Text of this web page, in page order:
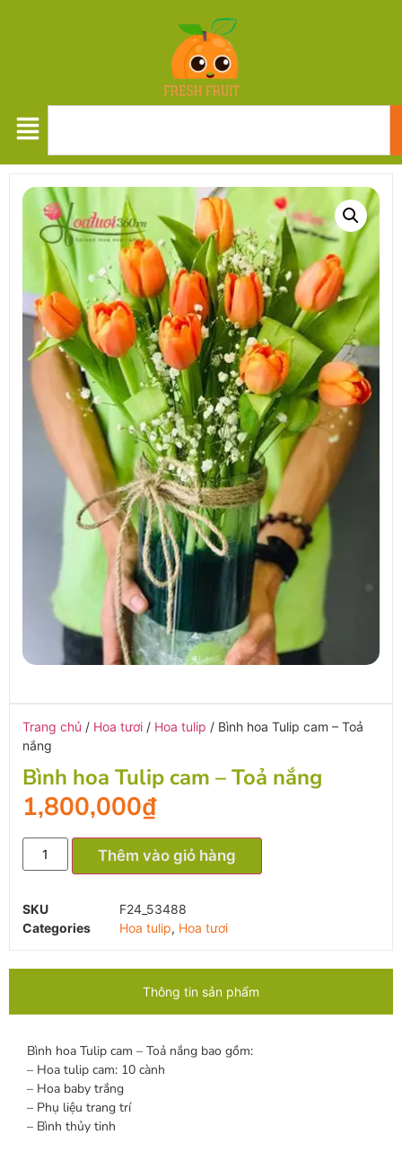
Trang chủ / Hoa tươi / Hoa tulip / Bình hoa Tulip cam – Toả
nắng
Bình hoa Tulip cam – Toả nắng
1,800,000₫
Thêm vào giỏ hàng
SKU
F24_53488
Categories
Hoa tulip, Hoa tươi
Thông tin sản phẩm
Bình hoa Tulip cam – Toả nắng bao gồm:
– Hoa tulip cam: 10 cành
– Hoa baby trắng
– Phụ liệu trang trí
– Bình thủy tinh